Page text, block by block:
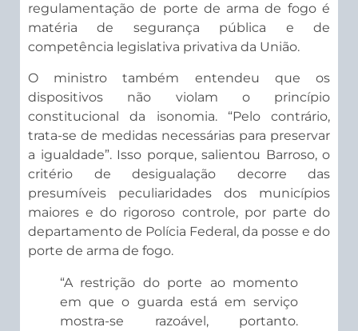
regulamentação de porte de arma de fogo é
matéria de segurança pública e de
competência legislativa privativa da União.
O ministro também entendeu que os
dispositivos não violam o princípio
constitucional da isonomia. “Pelo contrário,
trata-se de medidas necessárias para preservar
a igualdade”. Isso porque, salientou Barroso, o
critério de desigualação decorre das
presumíveis peculiaridades dos municípios
maiores e do rigoroso controle, por parte do
departamento de Polícia Federal, da posse e do
porte de arma de fogo.
“A restrição do porte ao momento
em que o guarda está em serviço
mostra-se razoável, portanto.